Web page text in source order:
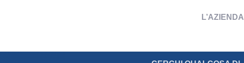
L’AZIENDA